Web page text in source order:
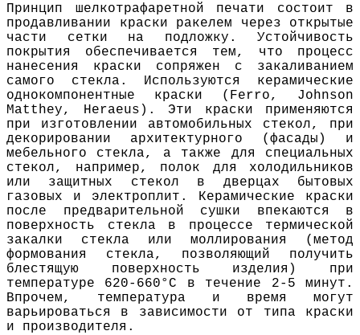
Принцип шелкотрафаретной печати состоит в
продавливании краски ракелем через открытые
части сетки на подложку. Устойчивость
покрытия обеспечивается тем, что процесс
нанесения краски сопряжен с закаливанием
самого стекла. Используются керамические
однокомпонентные краски (Ferro, Johnson
Matthey, Heraeus). Эти краски применяются
при изготовлении автомобильных стекол, при
декорировании архитектурного (фасады) и
мебельного стекла, а также для специальных
стекол, например, полок для холодильников
или защитных стекол в дверцах бытовых
газовых и электроплит. Керамические краски
после предварительной сушки впекаются в
поверхность стекла в процессе термической
закалки стекла или моллирования (метод
формования стекла, позволяющий получить
блестящую поверхность изделия) при
температуре 620-660°С в течение 2-5 минут.
Впрочем, температура и время могут
варьироваться в зависимости от типа краски
и производителя.